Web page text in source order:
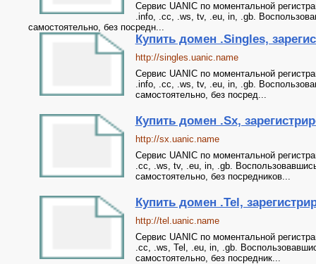
Сервис UANIC по моментальной
.info, .cc, .ws, tv, .eu, in, .gb.
самостоятельно, без посредн...
Купить домен .Singles,
http://singles.uanic.name
Сервис UANIC по моментальной
.info, .cc, .ws, tv, .eu, in, .gb.
самостоятельно, без посред...
Купить домен .Sx,
http://sx.uanic.name
Сервис UANIC по моментальной
.cc, .ws, tv, .eu, in, .gb.
самостоятельно, без посредников...
Купить домен .Tel,
http://tel.uanic.name
Сервис UANIC по моментальной
.cc, .ws, Tel, .eu, in, .gb.
самостоятельно, без посредник...